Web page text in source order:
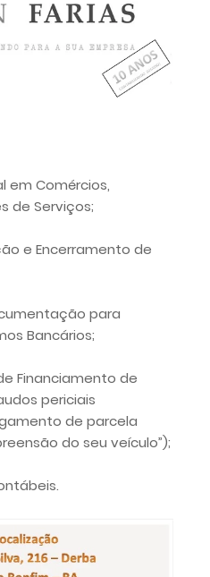
em Comércios,
de Serviços;
e Encerramento de
para
Bancários;
Financiamento de
periciais
de parcela
do seu veículo”);